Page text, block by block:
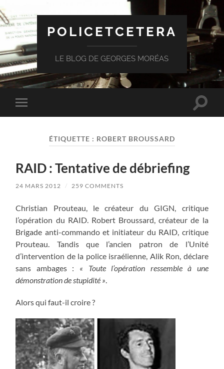
POLICETCETERA
LE BLOG DE GEORGES MORÉAS
Toggle
mobile
Toggle
ÉTIQUETTE : ROBERT BROUSSARD
RAID : Tentative de débriefing
24 MARS 2012 / 259 COMMENTS
Christian Prouteau, le créateur du GIGN, critique
l’opération du RAID. Robert Broussard, créateur de la
Brigade anti-commando et initiateur du RAID, critique
Prouteau. Tandis que l’ancien patron de l’Unité
d’intervention de la police israélienne, Alik Ron, déclare
sans ambages : « Toute l’opération ressemble à une
démonstration de stupidité ».
Alors qui faut-il croire ?